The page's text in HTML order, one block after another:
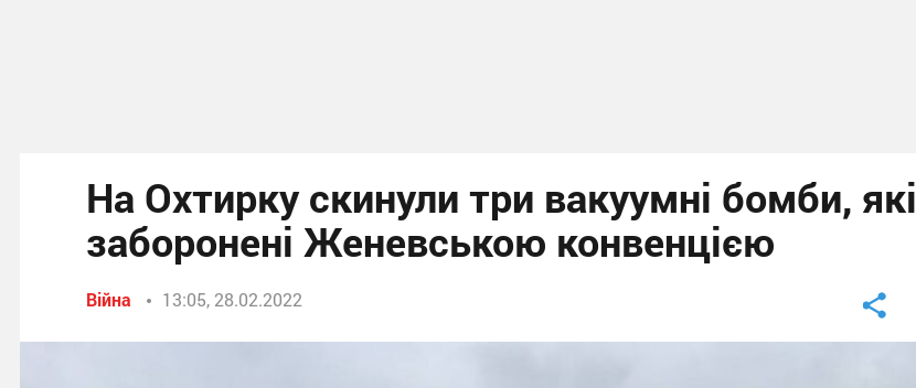
На Охтирку скинули три вакуумні бомби, які
заборонені Женевською конвенцією
Війна 13:05, 28.02.2022